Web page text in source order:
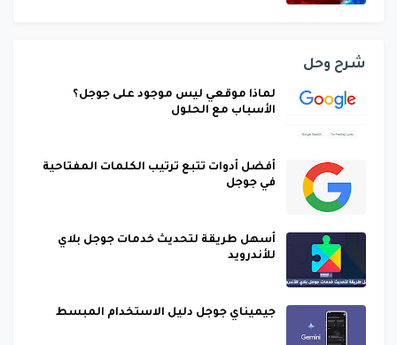
شرح وحل
لماذا موقعي ليس موجود على جوجل؟
الأسباب مع الحلول
أفضل أدوات تتبع ترتيب الكلمات المفتاحية
في جوجل
أسهل طريقة لتحديث خدمات جوجل بلاي
للأندرويد
جيميناي جوجل دليل الاستخدام المبسط